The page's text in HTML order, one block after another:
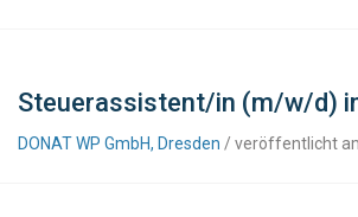
Steuerassistent/in (m/w/d)
DONAT WP GmbH, Dresden / veröffentlicht